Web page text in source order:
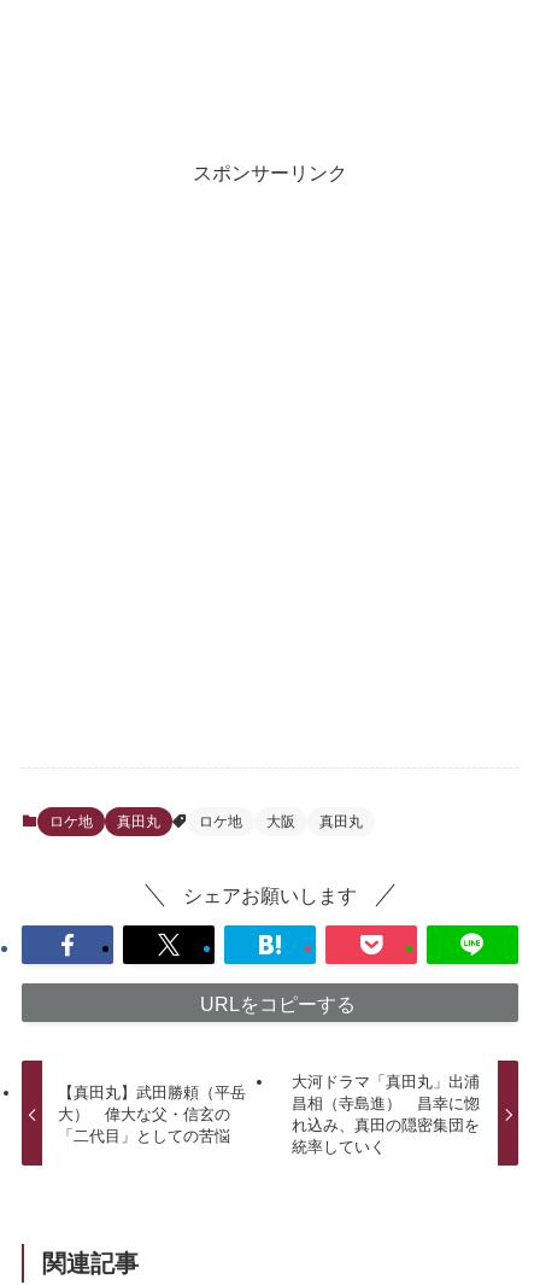
スポンサーリンク
ロケ地 真田丸 ロケ地 大阪 真田丸
シェアお願いします
URLをコピーする
【真田丸】武田勝頼（平岳
大） 偉大な父・信玄の
「二代目」としての苦悩
大河ドラマ「真田丸」出浦
昌相（寺島進） 昌幸に惚
れ込み、真田の隠密集団を
統率していく
関連記事